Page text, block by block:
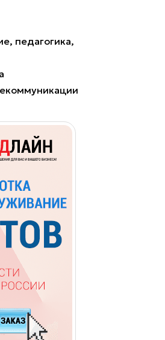
педагогика,